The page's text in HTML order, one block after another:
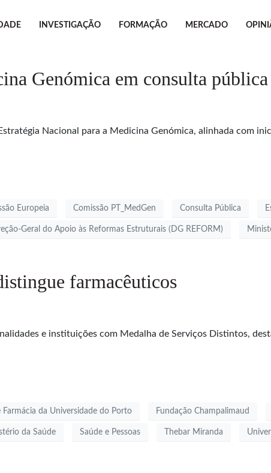
INVESTIGAÇÃO FORMAÇÃO MERCADO
Genómica em consulta pública
Nacional para a Medicina Genómica, alinhada com
Europeia Comissão PT_MedGen Consulta Pública
Geral do Apoio às Reformas Estruturais (DG REFORM)
farmacêuticos
e instituições com Medalha de Serviços Distintos,
Farmácia da Universidade do Porto Fundação Champalimaud
da Saúde Saúde e Pessoas Thebar Miranda